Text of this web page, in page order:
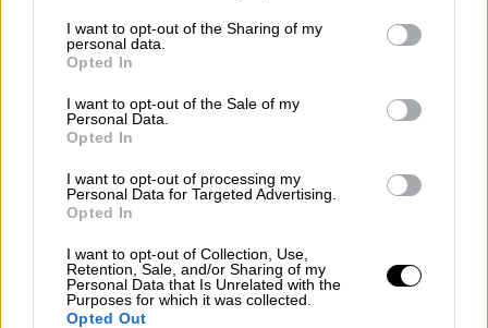
not limited to your visit or usage behaviour. You may click to
grant or deny consent to Google and its third-party tags to
use your data for below specified purposes in below Google
consent section.
I want to opt-out of the Sharing of my
personal data.
Opted In
I want to opt-out of the Sale of my
Personal Data.
Opted In
I want to opt-out of processing my
Personal Data for Targeted Advertising.
Opted In
I want to opt-out of Collection, Use,
Retention, Sale, and/or Sharing of my
Personal Data that Is Unrelated with the
Purposes for which it was collected.
Opted Out
Σινεμά|21.05.2026 10:09
Από την Ομηρία του Γκας Βαν Σαντ,
μέχρι την Αρκουδότρυπα και το Star
Ενδιαφέρουσες προτάσεις εν μέσω
κακοκαιρίας την ώρα που ανοίγουν όλα τα
θερινά σινεμά στην πόλη